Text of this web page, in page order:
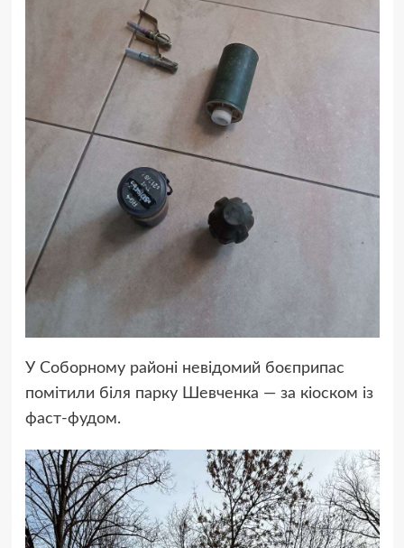
У Соборному районі невідомий боєприпас
помітили біля парку Шевченка — за кіоском із
фаст-фудом.